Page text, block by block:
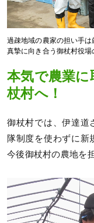
過疎地域の農家の担い手
真摯に向き合う御杖村役
本気で農業
杖村へ！
御杖村では、伊達道
隊制度を使わずに新
今後御杖村の農地を